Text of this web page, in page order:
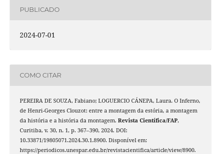
PUBLICADO
2024-07-01
COMO CITAR
PEREIRA DE SOUZA, Fabiano; LOGUERCIO CÁNEPA, Laura. O Inferno,
de Henri-Georges Clouzot: entre a montagem da estória, a montagem
da história e a história da montagem. Revista Cientí­fica/FAP,
Curitiba, v. 30, n. 1, p. 367–390, 2024. DOI:
10.33871/19805071.2024.30.1.8900. Disponível em:
https://periodicos.unespar.edu.br/revistacientifica/article/view/8900.